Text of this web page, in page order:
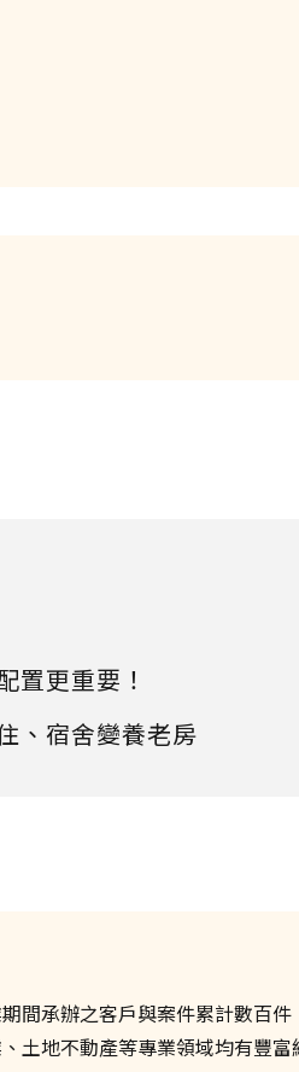
置更重要！
、宿舍變養老房
間承辦之客戶與案件累計數百件
土地不動產等專業領域均有豐富